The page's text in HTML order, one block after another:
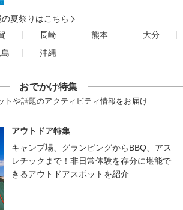
夏祭りはこちら
長崎 熊本
大分
沖縄
おでかけ特集
トや話題のアクティビティ情報をお届け
アウトドア特集
キャンプ場、グランピングからBBQ、アス
レチックまで！非日常体験を存分に堪能で
きるアウトドアスポットを紹介